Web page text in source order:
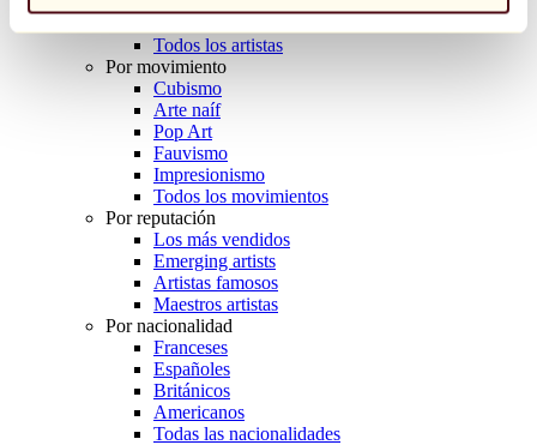
Todos los artistas
Por movimiento
Cubismo
Arte naíf
Pop Art
Fauvismo
Impresionismo
Todos los movimientos
Por reputación
Los más vendidos
Emerging artists
Artistas famosos
Maestros artistas
Por nacionalidad
Franceses
Españoles
Británicos
Americanos
Todas las nacionalidades